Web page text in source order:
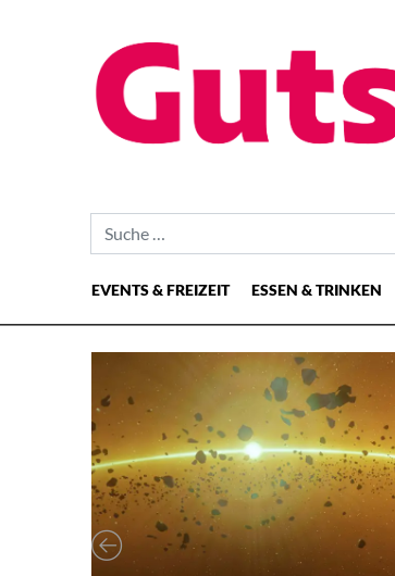
Suche nach:
Hauptnavigation
EVENTS & FREIZEIT ESSEN & TRINKEN